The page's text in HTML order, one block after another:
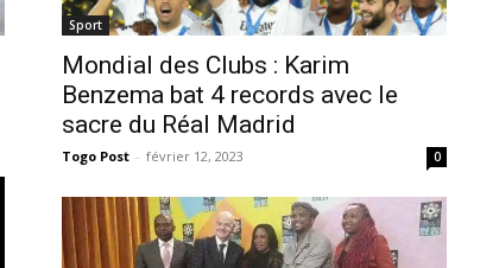
Sport
Mondial des Clubs : Karim
Benzema bat 4 records avec le
sacre du Réal Madrid
Togo Post - février 12, 2023 0